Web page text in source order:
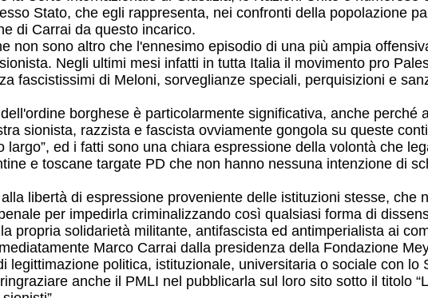
Stato, che egli rappresenta, nei confronti della popolazione
di Carrai da questo incarico.
non sono altro che l'ennesimo episodio di una più ampia
Negli ultimi mesi infatti in tutta Italia il movimento pro
fascistissimi di Meloni, sorveglianze speciali, perquisizioni e
borghese è particolarmente significativa, anche perché
sionista, razzista e fascista ovviamente gongola su queste
ed i fatti sono una chiara espressione della volontà che
e toscane targate PD che non hanno nessuna intenzione di
libertà di espressione proveniente delle istituzioni stesse, che
per impedirla criminalizzando così qualsiasi forma di
propria solidarietà militante, antifascista ed antimperialista ai
Marco Carrai dalla presidenza della Fondazione
politica, istituzionale, universitaria o sociale con lo
anche il PMLI nel pubblicarla sul loro sito sotto il titolo